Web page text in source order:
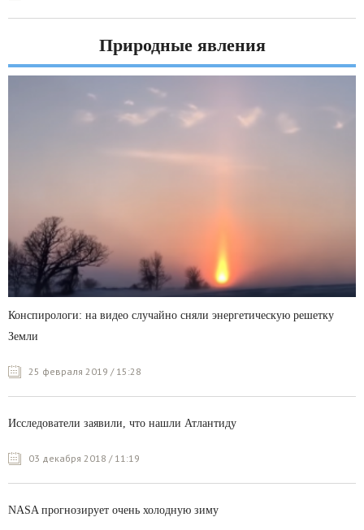
Природные явления
Конспирологи: на видео случайно сняли энергетическую решетку
Земли
25 февраля 2019 / 15:28
Исследователи заявили, что нашли Атлантиду
03 декабря 2018 / 11:19
NASA прогнозирует очень холодную зиму